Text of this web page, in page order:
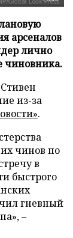
арсеналов
лично
чиновника.
из-за
.
чинов по
в
быстрого
гневный
–